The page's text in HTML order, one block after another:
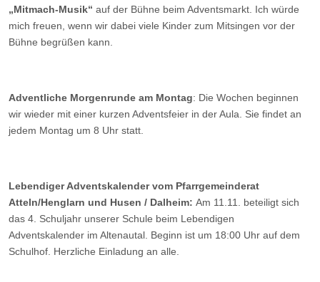
„Mitmach-Musik“ auf der Bühne beim Adventsmarkt. Ich würde
mich freuen, wenn wir dabei viele Kinder zum Mitsingen vor der
Bühne begrüßen kann.
Adventliche Morgenrunde am Montag: Die Wochen beginnen
wir wieder mit einer kurzen Adventsfeier in der Aula. Sie findet an
jedem Montag um 8 Uhr statt.
Lebendiger Adventskalender vom Pfarrgemeinderat
Atteln/Henglarn und Husen / Dalheim: Am 11.11. beteiligt sich
das 4. Schuljahr unserer Schule beim Lebendigen
Adventskalender im Altenautal. Beginn ist um 18:00 Uhr auf dem
Schulhof. Herzliche Einladung an alle.